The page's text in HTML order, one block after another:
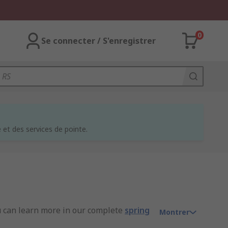
Se connecter / S'enregistrer
0
des services de pointe.
learn more in our complete spring
Montrer